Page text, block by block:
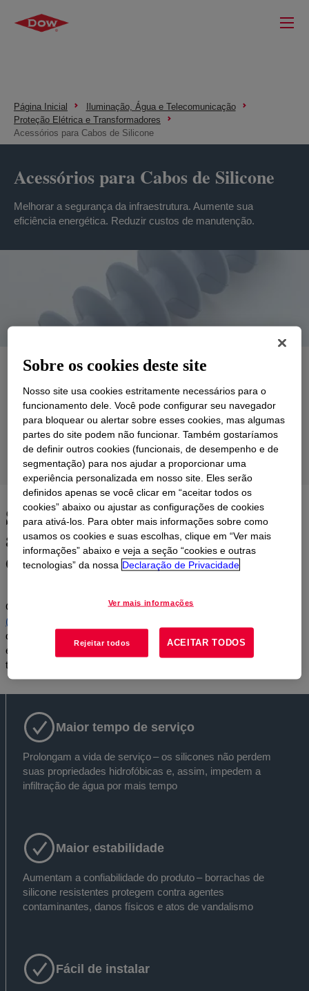
Página Inicial
Iluminação, Água e Telecomunicação
Proteção Elétrica e Transformadores
Acessórios para Cabos de Silicone
Acessórios para Cabos de Silicone
Melhorar a segurança da infraestrutura. Aumente sua
eficiência energética. Reduzir custos de manutenção.
Aplicações
Produtos
Suporte
Grupos de Produtos
Soluções personalizadas para
atender aos requisitos de
desempenho
Os comprovados
SILASTIC™ de borracha de silicone líquido
(LSR)
distribuição de média e alta tensão, como terminações de
extremidade de cabo, emendas de encolhimento a frio,
terminações, adaptadores e conectores.
Maior tempo de serviço
Prolongam a vida de serviço – os silicones não perdem
suas propriedades hidrofóbicas e, assim, impedem a
infiltração de água por mais tempo
Maior estabilidade
Aumentam a confiabilidade do produto – borrachas de
silicone resistentes protegem contra agentes
contaminantes, danos físicos e atos de vandalismo
Fácil de instalar
Sobre os cookies deste site
Nosso site usa cookies estritamente necessários para o
funcionamento dele. Você pode configurar seu navegador
para bloquear ou alertar sobre esses cookies, mas algumas
partes do site podem não funcionar. Também gostaríamos
de definir outros cookies (funcionais, de desempenho e de
segmentação) para nos ajudar a proporcionar uma
experiência personalizada em nosso site. Eles serão
definidos apenas se você clicar em “aceitar todos os
cookies” abaixo ou ajustar as configurações de cookies
para ativá-los. Para obter mais informações sobre como
usamos os cookies e suas escolhas, clique em “Ver mais
informações” abaixo e veja a seção “cookies e outras
tecnologias” da nossa Declaração de Privacidade
Ver mais informações
Rejeitar todos ACEITAR TODOS